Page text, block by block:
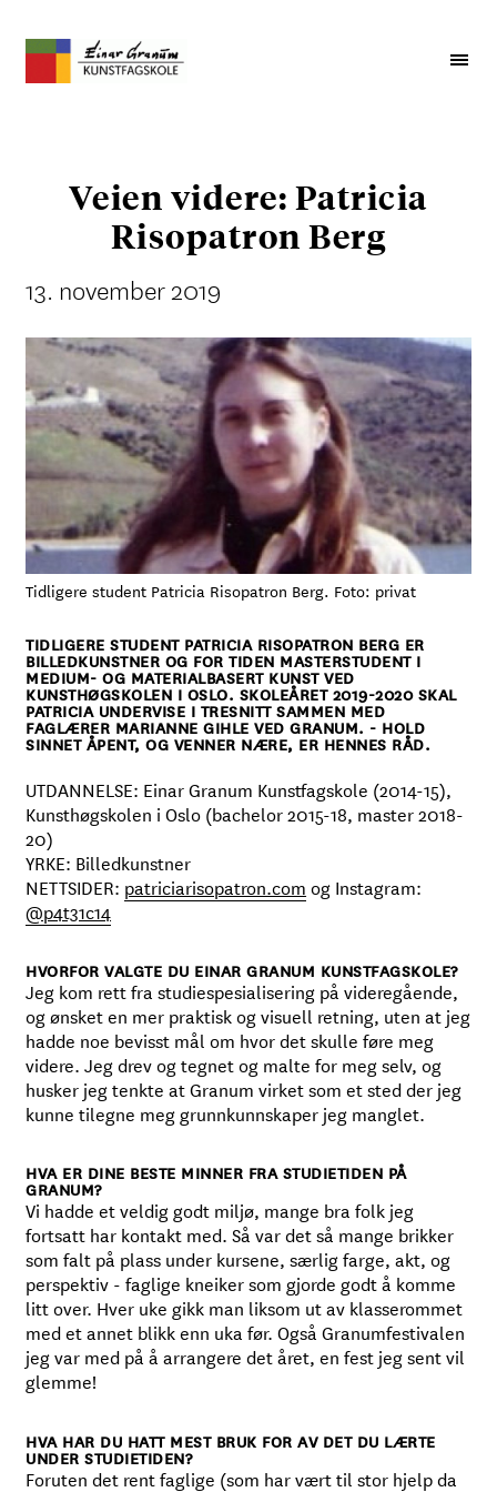
Veien videre: Patricia
Risopatron Berg
13. november 2019
Tidligere student Patricia Risopatron Berg. Foto: privat
TIDLIGERE STUDENT PATRICIA RISOPATRON BERG ER
BILLEDKUNSTNER OG FOR TIDEN MASTERSTUDENT I
MEDIUM- OG MATERIALBASERT KUNST VED
KUNSTHØGSKOLEN I OSLO. SKOLEÅRET 2019-2020 SKAL
PATRICIA UNDERVISE I TRESNITT SAMMEN MED
FAGLÆRER MARIANNE GIHLE VED GRANUM. - HOLD
SINNET ÅPENT, OG VENNER NÆRE, ER HENNES RÅD.
UTDANNELSE: Einar Granum Kunstfagskole (2014-15),
Kunsthøgskolen i Oslo (bachelor 2015-18, master 2018-
20)
YRKE: Billedkunstner
NETTSIDER: patriciarisopatron.com og Instagram:
@p4t31c14
HVORFOR VALGTE DU EINAR GRANUM KUNSTFAGSKOLE?
Jeg kom rett fra studiespesialisering på videregående,
og ønsket en mer praktisk og visuell retning, uten at jeg
hadde noe bevisst mål om hvor det skulle føre meg
videre. Jeg drev og tegnet og malte for meg selv, og
husker jeg tenkte at Granum virket som et sted der jeg
kunne tilegne meg grunnkunnskaper jeg manglet.
HVA ER DINE BESTE MINNER FRA STUDIETIDEN PÅ
GRANUM?
Vi hadde et veldig godt miljø, mange bra folk jeg
fortsatt har kontakt med. Så var det så mange brikker
som falt på plass under kursene, særlig farge, akt, og
perspektiv - faglige kneiker som gjorde godt å komme
litt over. Hver uke gikk man liksom ut av klasserommet
med et annet blikk enn uka før. Også Granumfestivalen
jeg var med på å arrangere det året, en fest jeg sent vil
glemme!
HVA HAR DU HATT MEST BRUK FOR AV DET DU LÆRTE
UNDER STUDIETIDEN?
Foruten det rent faglige (som har vært til stor hjelp da